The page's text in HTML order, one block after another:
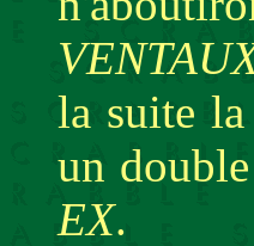
la suite
un
EX.